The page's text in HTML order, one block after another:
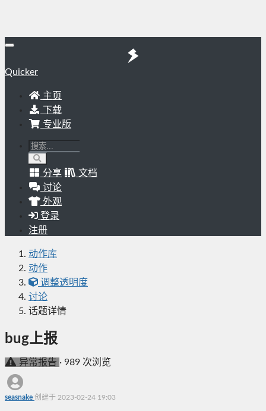
Quicker
主页
下载
专业版
分享
文档
讨论
外观
登录
注册
动作库
动作
调整透明度
讨论
话题详情
bug上报
异常报告 · 989 次浏览
seasnake 创建于 2023-02-24 19:03